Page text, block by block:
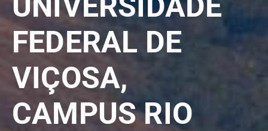
FEDERAL DE
VIÇOSA,
CAMPUS RIO